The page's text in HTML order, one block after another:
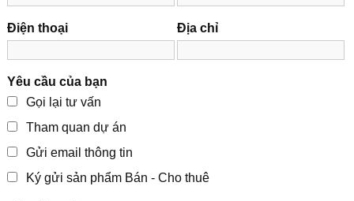
Điện thoại Địa chỉ
Yêu cầu của bạn
Gọi lại tư vấn
Tham quan dự án
Gửi email thông tin
Ký gửi sản phẩm Bán - Cho thuê